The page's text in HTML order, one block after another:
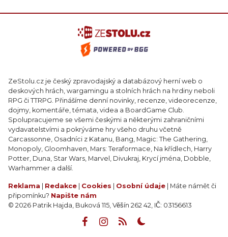
ZeStolu.cz je český zpravodajský a databázový herní web o
deskových hrách, wargamingu a stolních hrách na hrdiny neboli
RPG či TTRPG. Přinášíme denní novinky, recenze, videorecenze,
dojmy, komentáře, témata, videa a BoardGame Club.
Spolupracujeme se všemi českými a některými zahraničními
vydavatelstvími a pokrýváme hry všeho druhu včetně
Carcassonne, Osadníci z Katanu, Bang, Magic: The Gathering,
Monopoly, Gloomhaven, Mars: Teraformace, Na křídlech, Harry
Potter, Duna, Star Wars, Marvel, Divukraj, Krycí jména, Dobble,
Warhammer a další.
Reklama Redakce Cookies Osobní údaje | Máte námět či
připomínku? Napište nám
© 2026 Patrik Hajda, Buková 115, Věšín 262 42, IČ: 03156613